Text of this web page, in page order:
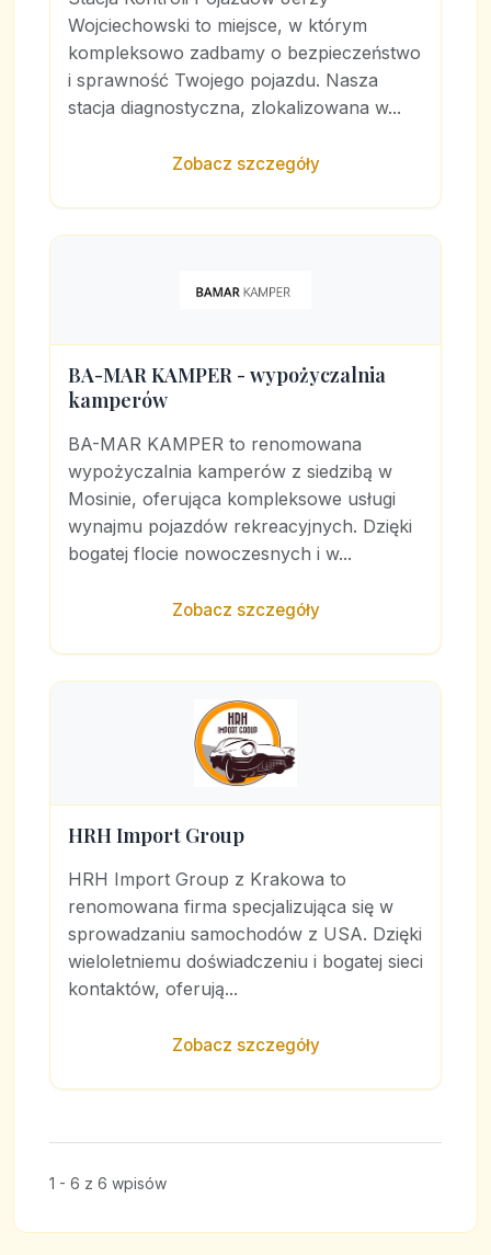
Wojciechowski to miejsce, w którym
kompleksowo zadbamy o bezpieczeństwo
i sprawność Twojego pojazdu. Nasza
stacja diagnostyczna, zlokalizowana w...
Zobacz szczegóły
BA-MAR KAMPER - wypożyczalnia
kamperów
BA-MAR KAMPER to renomowana
wypożyczalnia kamperów z siedzibą w
Mosinie, oferująca kompleksowe usługi
wynajmu pojazdów rekreacyjnych. Dzięki
bogatej flocie nowoczesnych i w...
Zobacz szczegóły
HRH Import Group
HRH Import Group z Krakowa to
renomowana firma specjalizująca się w
sprowadzaniu samochodów z USA. Dzięki
wieloletniemu doświadczeniu i bogatej sieci
kontaktów, oferują...
Zobacz szczegóły
1 - 6 z 6 wpisów